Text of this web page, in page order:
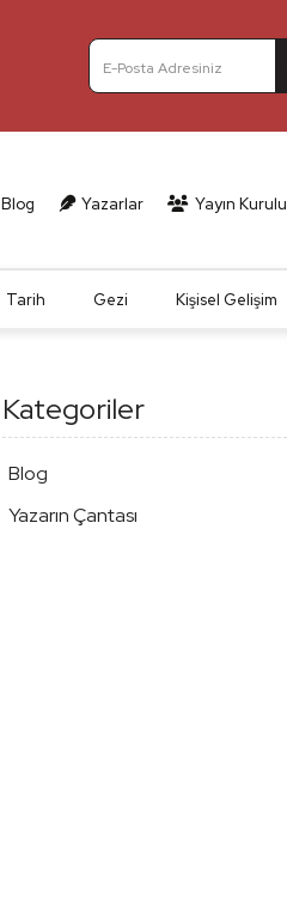
E-Posta Adresiniz
Blog Yazarlar Yayın Kurulu
Tarih Gezi Kişisel Gelişim
Kategoriler
Blog
Yazarın Çantası